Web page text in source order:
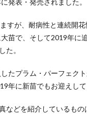
発表・発売されました。
すが、耐病性と連続開花
苗で、そして2019年に
た。
たプラム・パーフェク
年に新苗でもお迎えして
などを紹介しているもの